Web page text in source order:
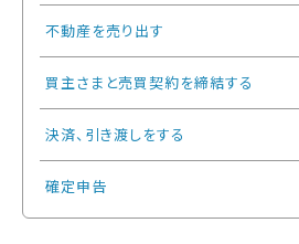
不動産を売り出す
買主さまと売買契約を締結する
決済、引き渡しをする
確定申告